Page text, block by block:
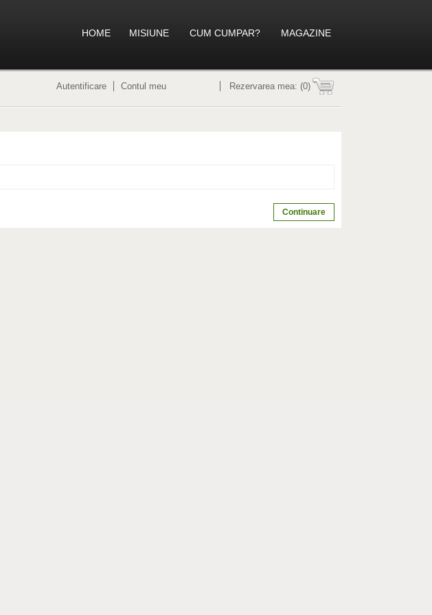
HOME MISIUNE CUM CUMPAR? MAGAZINE
Autentificare Contul meu Rezervarea mea: (0)
Continuare